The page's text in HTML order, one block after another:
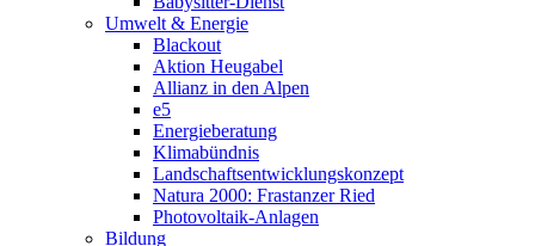
Umwelt & Energie
Blackout
Aktion Heugabel
Allianz in den Alpen
e5
Energieberatung
Klimabündnis
Landschaftsentwicklungskonzept
Natura 2000: Frastanzer Ried
Photovoltaik-Anlagen
Bildung